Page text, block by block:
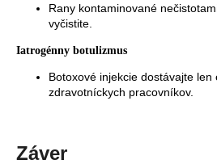
Rany kontaminované
vyčistite.
Iatrogénny botulizmus
Botoxové injekcie dostávajte len
zdravotníckych pracovníkov.
Záver